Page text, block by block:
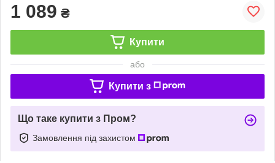
1 089 ₴
Купити
або
Купити з
Що таке купити з Пром?
Замовлення під захистом